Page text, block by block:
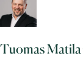
Tuomas Matila